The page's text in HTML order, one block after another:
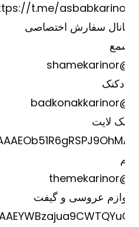
https://t.me/
سفارش اختصاصی
لایت
عروسی و گیفت